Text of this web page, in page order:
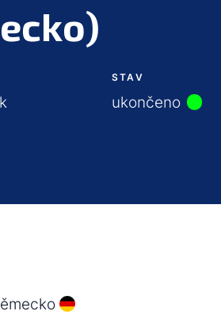
STAV
ukončeno